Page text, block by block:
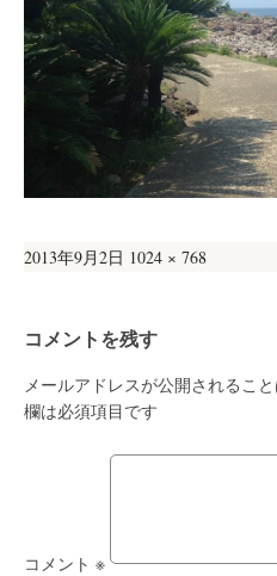
投
2013年9月2日 フ
イ
ズ
1024 × 768
コメントを残す
メールアドレスが公開されること
欄は必須項目です
コメント ※